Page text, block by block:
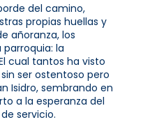
del camino,
propias huellas y
añoranza, los
la
cual tantos ha visto
ser ostentoso pero
Isidro, sembrando en
a la esperanza del
servicio.